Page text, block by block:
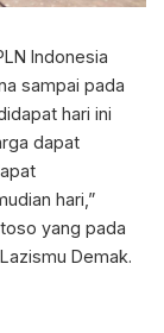
Indonesia
sampai pada
hari ini
dapat
hari,”
yang pada
Demak.